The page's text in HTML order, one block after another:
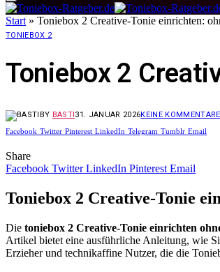
Start » Toniebox 2 Creative-Tonie einrichten:
TONIEBOX 2
Toniebox 2
BY BASTI31. JANUAR 2026KEINE KOMMENTARE
Facebook Twitter Pinterest LinkedIn Telegram Tumblr Email
Share
Facebook Twitter LinkedIn Pinterest Email
Toniebox 2 Creative-Tonie
Die toniebox 2 Creative-Tonie einrichten
Artikel bietet eine ausführliche Anleitung, wie
Erzieher und technikaffine Nutzer, die die